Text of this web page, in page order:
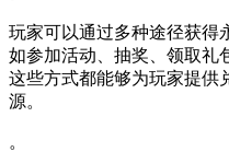
玩家可以通过多种途径获得
如参加活动、抽奖、领取礼
这些方式都能够为玩家提供
源。
。